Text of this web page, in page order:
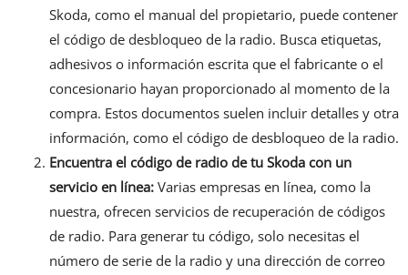
Skoda, como el manual del propietario, puede contener
el código de desbloqueo de la radio. Busca etiquetas,
adhesivos o información escrita que el fabricante o el
concesionario hayan proporcionado al momento de la
compra. Estos documentos suelen incluir detalles y otra
información, como el código de desbloqueo de la radio.
Encuentra el código de radio de tu Skoda con un
servicio en línea:Varias empresas en línea, como la
nuestra, ofrecen servicios de recuperación de códigos
de radio. Para generar tu código, solo necesitas el
número de serie de la radio y una dirección de correo